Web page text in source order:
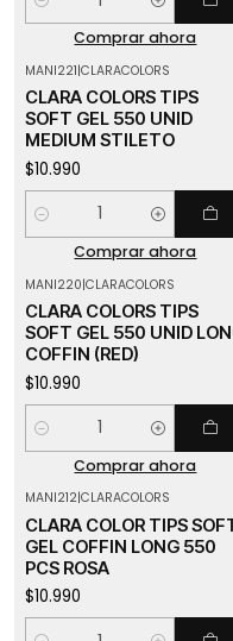
Cantidad
Comprar ahora
MANI221|CLARACOLORS
CLARA COLORS TIPS
SOFT GEL 550 UNID
MEDIUM STILETO
$10.990
Cantidad
Comprar ahora
MANI220|CLARACOLORS
CLARA COLORS TIPS
SOFT GEL 550 UNID
COFFIN (RED)
$10.990
Cantidad
Comprar ahora
MANI212|CLARACOLORS
CLARA COLOR TIPS
GEL COFFIN LONG 550
PCS ROSA
$10.990